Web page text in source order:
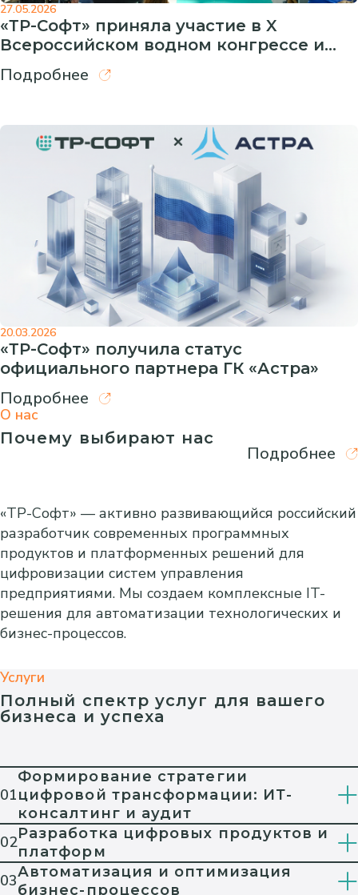
27.05.2026
«ТР-Софт» приняла участие в X
Всероссийском водном конгрессе и
выставке VODEXPO 2026
Подробнее
20.03.2026
«ТР-Софт» получила статус
официального партнера ГК «Астра»
Подробнее
О нас
Почему выбирают нас
Подробнее
«ТР-Софт» — активно развивающийся российский
разработчик современных программных
продуктов и платформенных решений для
цифровизации систем управления
предприятиями. Мы создаем комплексные IT-
решения для автоматизации технологических и
бизнес-процессов.
Услуги
Полный спектр услуг для вашего
бизнеса и успеха
01
Формирование стратегии
цифровой трансформации: ИТ-
консалтинг и аудит
02Разработка цифровых продуктов и
платформ
03Автоматизация и оптимизация
бизнес-процессов